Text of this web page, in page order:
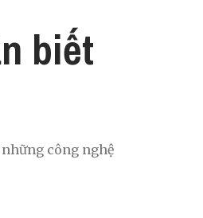
biết
công nghệ